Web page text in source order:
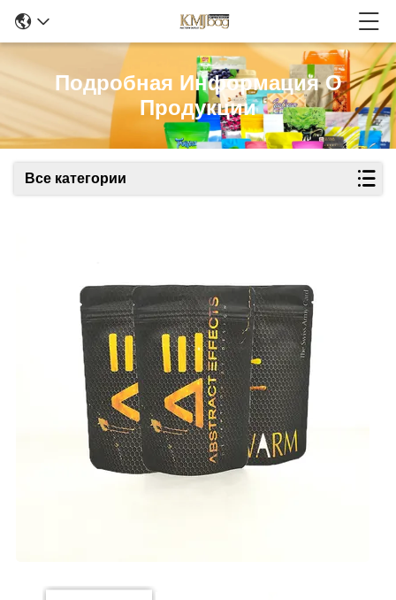
Подробная Информация О
Продукции
Все категории